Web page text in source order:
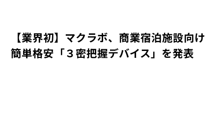
【業界初】マクラボ、商業宿泊施設向け
簡単格安「３密把握デバイス」を発表